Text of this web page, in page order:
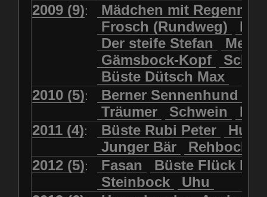
2009 (9):
Mädchen mit
Frosch (Rundweg)
Der steife Stefan
Gämsbock-Kopf
Büste Dütsch Max
2010 (5): Berner Sennenhund
Träumer
Schwein
2011 (4): Büste Rubi Peter
Junger Bär
2012 (5): Fasan
Büste Flück
Steinbock
Uhu